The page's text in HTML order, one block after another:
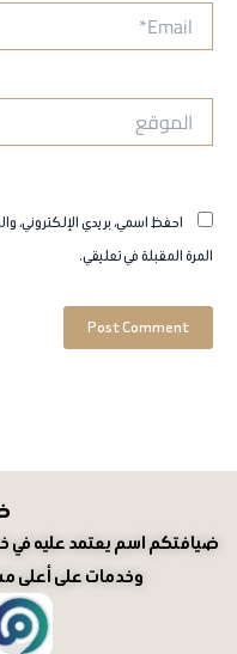
احفظ اسمي، بريدي الإلكتروني،
المرة المقبلة في تعليقي.
ضيافتكم اسم يعتمد عليه في
وخدمات على أعلى